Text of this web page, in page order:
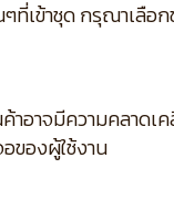
ที่เข้าชุด กรุณาเลือ
าอาจมีความคลาดเ
ของผู้ใช้งาน